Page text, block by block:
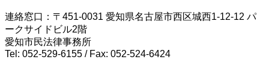
連絡窓口：〒451-0031 愛知県名古屋市西区城西1-12-12 パ
ークサイドビル2階
愛知市民法律事務所
Tel: 052-529-6155 / Fax: 052-524-6424